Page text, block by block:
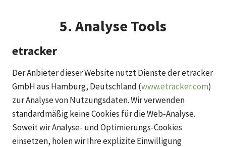
5. Analyse Tools
etracker
Der Anbieter dieser Website nutzt Dienste der etracker
GmbH aus Hamburg, Deutschland (www.etracker.com)
zur Analyse von Nutzungsdaten. Wir verwenden
standardmäßig keine Cookies für die Web-Analyse.
Soweit wir Analyse- und Optimierungs-Cookies
einsetzen, holen wir Ihre explizite Einwilligung